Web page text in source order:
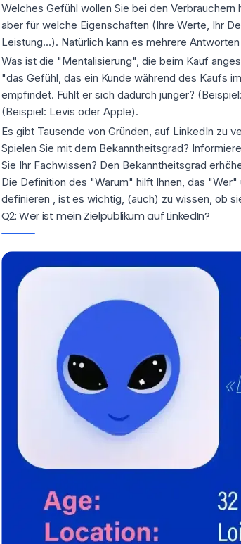
Welches Gefühl wollen Sie bei den
aber für welche Eigenschaften (Ihre Werte, Ihr
Leistung...). Natürlich kann es mehrere
Was ist die "Mentalisierung", die beim Kauf
"das Gefühl, das ein Kunde während des Kaufs
empfindet. Fühlt er sich dadurch jünger?
(Beispiel: Levis oder Apple).
Es gibt Tausende von Gründen, auf LinkedIn zu
Spielen Sie mit dem Bekanntheitsgrad?
Sie Ihr Fachwissen? Den Bekanntheitsgrad
Die Definition des "Warum" hilft Ihnen, das
definieren , ist es wichtig, (auch) zu wissen, ob
Q2: Wer ist mein Zielpublikum auf LinkedIn?